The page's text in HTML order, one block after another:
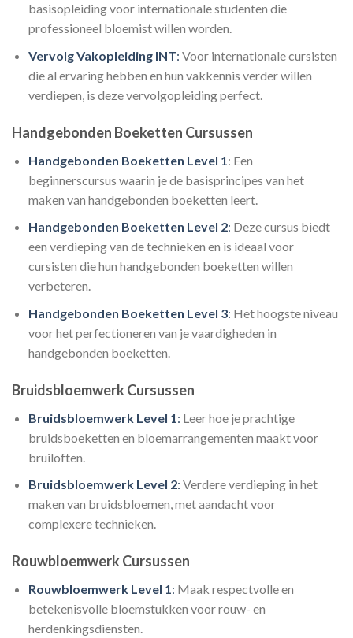
basisopleiding voor internationale studenten die
professioneel bloemist willen worden.
Vervolg Vakopleiding INT: Voor internationale cursisten
die al ervaring hebben en hun vakkennis verder willen
verdiepen, is deze vervolgopleiding perfect.
Handgebonden Boeketten Cursussen
Handgebonden Boeketten Level 1 : Een
beginnerscursus waarin je de basisprincipes van het
maken van handgebonden boeketten leert.
Handgebonden Boeketten Level 2: Deze cursus biedt
een verdieping van de technieken en is ideaal voor
cursisten die hun handgebonden boeketten willen
verbeteren.
Handgebonden Boeketten Level 3: Het hoogste niveau
voor het perfectioneren van je vaardigheden in
handgebonden boeketten.
Bruidsbloemwerk Cursussen
Bruidsbloemwerk Level 1 : Leer hoe je prachtige
bruidsboeketten en bloemarrangementen maakt voor
bruiloften.
Bruidsbloemwerk Level 2: Verdere verdieping in het
maken van bruidsbloemen, met aandacht voor
complexere technieken.
Rouwbloemwerk Cursussen
Rouwbloemwerk Level 1: Maak respectvolle en
betekenisvolle bloemstukken voor rouw- en
herdenkingsdiensten.